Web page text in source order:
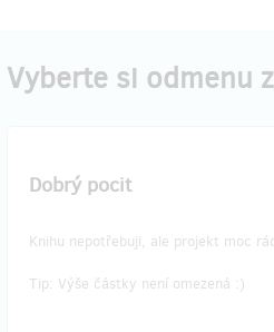
Vyberte si odmenu
Dobrý pocit
Knihu nepotřebuji, ale projekt moc
Tip: Výše částky není omezená :)